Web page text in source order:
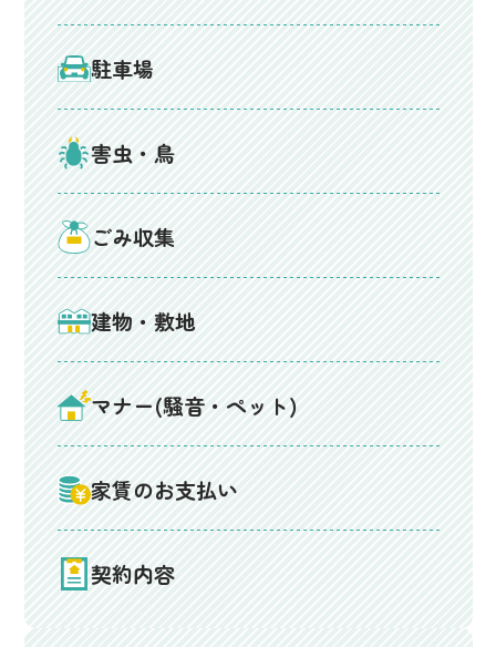
駐車場
害虫・鳥
ごみ収集
建物・敷地
マナー(騒音・ペット)
家賃のお支払い
契約内容